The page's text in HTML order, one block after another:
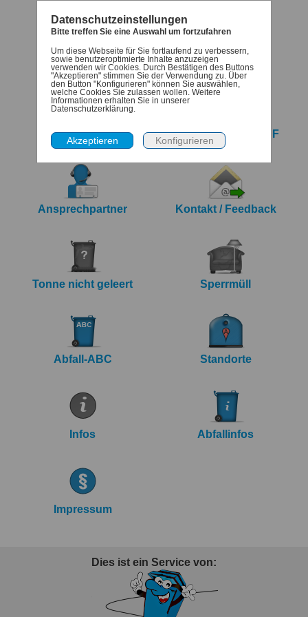
Termine Denk-dran
iCalendar Export Jahreskalender PDF
Ansprechpartner Kontakt / Feedback
Tonne nicht geleert Sperrmüll
Abfall-ABC Standorte
Infos Abfallinfos
Impressum
Dies ist ein Service von:
Datenschutzeinstellungen
Bitte treffen Sie eine Auswahl um fortzufahren
Um diese Webseite für Sie fortlaufend zu verbessern,
sowie benutzeroptimierte Inhalte anzuzeigen
verwenden wir Cookies. Durch Bestätigen des Buttons
"Akzeptieren" stimmen Sie der Verwendung zu. Über
den Button "Konfigurieren" können Sie auswählen,
welche Cookies Sie zulassen wollen. Weitere
Informationen erhalten Sie in unserer
Datenschutzerklärung.